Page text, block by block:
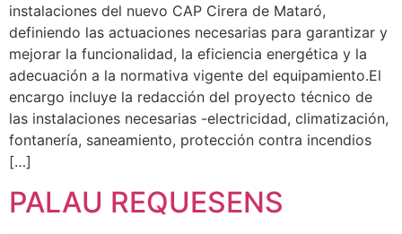
instalaciones del nuevo CAP Cirera de Mataró,
definiendo las actuaciones necesarias para garantizar y
mejorar la funcionalidad, la eficiencia energética y la
adecuación a la normativa vigente del equipamiento.El
encargo incluye la redacción del proyecto técnico de
las instalaciones necesarias -electricidad, climatización,
fontanería, saneamiento, protección contra incendios
[…]
PALAU REQUESENS